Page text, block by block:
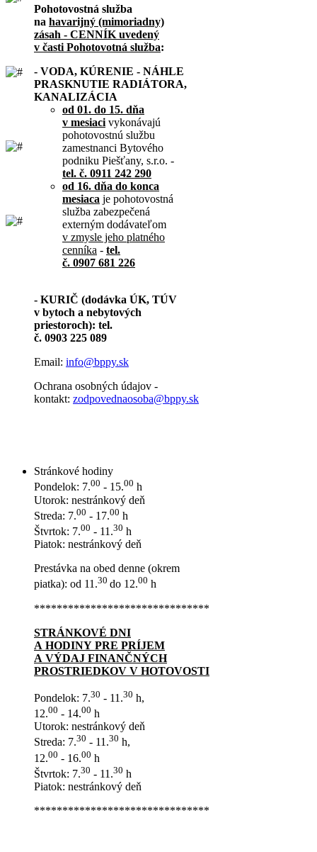
Pohotovostná služba
na havarijný (mimoriadny)
zásah - CENNÍK uvedený
v časti Pohotovotná služba:
- VODA, KÚRENIE - NÁHLE
PRASKNUTIE RADIÁTORA,
KANALIZÁCIA
od 01. do 15. dňa
v mesiaci vykonávajú
pohotovostnú službu
zamestnanci Bytového
podniku Piešťany, s.r.o. -
tel. č. 0911 242 290
od 16. dňa do konca
mesiaca je pohotovostná
služba zabezpečená
externým dodávateľom
v zmysle jeho platného
cenníka - tel.
č. 0907 681 226
- KURIČ (dodávka ÚK, TÚV
v bytoch a nebytových
priestoroch): tel.
č. 0903 225 089
Email: info@bppy.sk
Ochrana osobných údajov -
kontakt: zodpovednaosoba@bppy.sk
Stránkové hodiny
Pondelok: 7.00 - 15.00 h
Utorok: nestránkový deň
Streda: 7.00 - 17.00 h
Štvrtok: 7.00 - 11.30 h
Piatok: nestránkový deň
Prestávka na obed denne (okrem
piatka): od 11.30 do 12.00 h
*******************************
STRÁNKOVÉ DNI
A HODINY PRE PRÍJEM
A VÝDAJ FINANČNÝCH
PROSTRIEDKOV V HOTOVOSTI
Pondelok: 7.30 - 11.30 h,
12.00 - 14.00 h
Utorok: nestránkový deň
Streda: 7.30 - 11.30 h,
12.00 - 16.00 h
Štvrtok: 7.30 - 11.30 h
Piatok: nestránkový deň
*******************************